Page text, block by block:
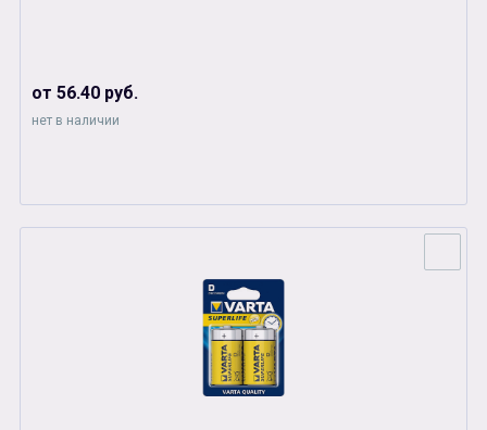
от 56.40 руб.
нет в наличии